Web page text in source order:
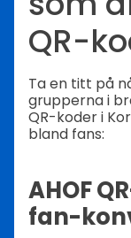
QR-
Ta en titt på
grupperna i
QR-koder i
bland fans:
AHOF
fan-